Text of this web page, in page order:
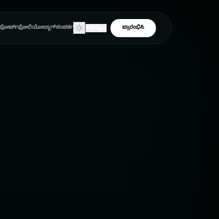
ಬ್ಲಾಗ್ಸಂಪರ್ಕ ಪ್ರಾರಂಭಿಸಿ